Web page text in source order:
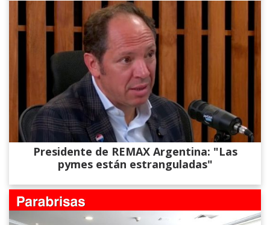
Presidente de REMAX Argentina: "Las
pymes están estranguladas"